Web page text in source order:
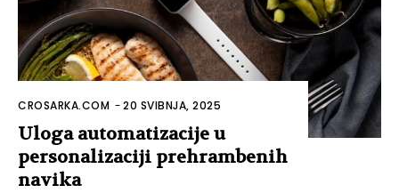
CROSARKA.COM -20 SVIBNJA, 2025
Uloga automatizacije u
personalizaciji prehrambenih
navika